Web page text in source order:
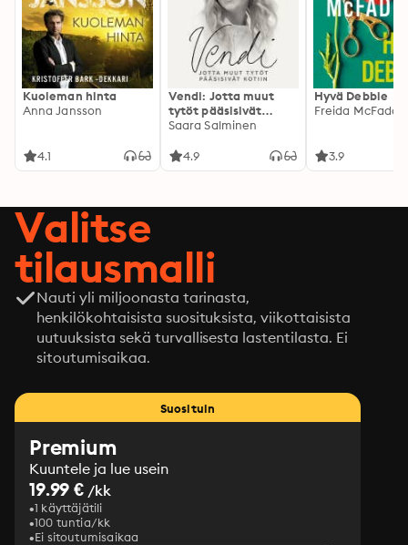
Kuoleman hinta
Anna Jansson
4.1
Vendi: Jotta muut
tytöt pääsisivät
kotiin
Saara Salminen
4.9
Hyvä Debbie
Freida
3.9
Valitse
tilausmalli
Nauti yli miljoonasta tarinasta,
henkilökohtaisista suosituksista, viikottaisista
uutuuksista sekä turvallisesta lastentilasta. Ei
sitoutumisaikaa.
Suosituin
Premium
Kuuntele ja lue usein
19.99 € /kk
1 käyttäjätili
100 tuntia/kk
Ei sitoutumisaikaa